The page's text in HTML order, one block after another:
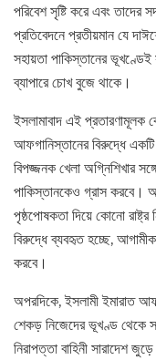
পরিবেশ সৃষ্টি করে এবং তাদের
প্রতিবেদনে প্রতীয়মান যে
সহায়তা পাকিস্তানের ভূখণ্ডেই
ব্যাপারে চোখ বুজে থাকে।
ইসলামাবাদ এই প্রতারণামূলক
আফগানিস্তানের বিরুদ্ধে
বিপজ্জনক খেলা অগ্নিশিখার
পাকিস্তানকেও গ্রাস করবে।
পৃষ্ঠপোষকতা দিয়ে কোনো
বিরুদ্ধে ব্যবহৃত হচ্ছে,
করবে।
অপরদিকে, ইসলামী ইমারাত
শেকড় নিজেদের ভূখণ্ড থেকে
নিরাপত্তা বাহিনী সারাদেশ